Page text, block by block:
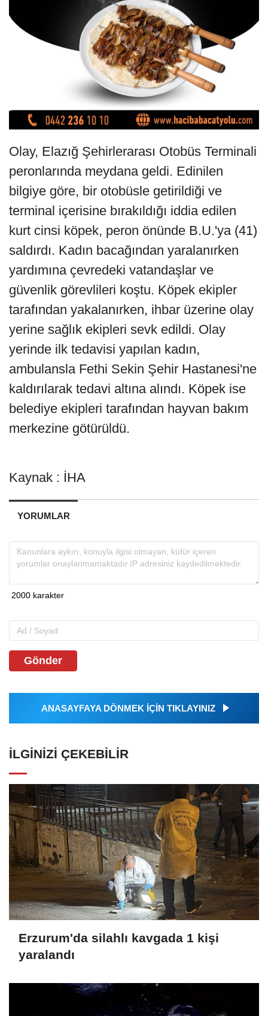
Olay, Elazığ Şehirlerarası Otobüs Terminali
peronlarında meydana geldi. Edinilen
bilgiye göre, bir otobüsle getirildiği ve
terminal içerisine bırakıldığı iddia edilen
kurt cinsi köpek, peron önünde B.U.'ya (41)
saldırdı. Kadın bacağından yaralanırken
yardımına çevredeki vatandaşlar ve
güvenlik görevlileri koştu. Köpek ekipler
tarafından yakalanırken, ihbar üzerine olay
yerine sağlık ekipleri sevk edildi. Olay
yerinde ilk tedavisi yapılan kadın,
ambulansla Fethi Sekin Şehir Hastanesi'ne
kaldırılarak tedavi altına alındı. Köpek ise
belediye ekipleri tarafından hayvan bakım
merkezine götürüldü.
Kaynak : İHA
YORUMLAR
Gönder
ANASAYFAYA DÖNMEK İÇİN TIKLAYINIZ
İLGINIZI ÇEKEBILIR
Erzurum'da silahlı kavgada 1 kişi
yaralandı